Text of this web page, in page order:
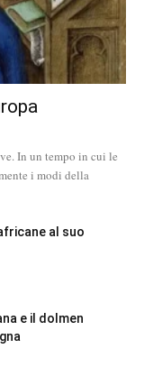
In un tempo in cui le
i modi della
al suo
e il dolmen